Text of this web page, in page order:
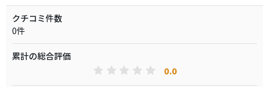
クチコミ件数
0件
累計の総合評価
0.0